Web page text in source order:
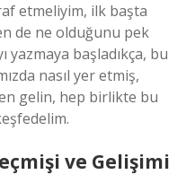
etmeliyim, ilk başta
de ne olduğunu pek
yazmaya başladıkça, bu
nasıl yer etmiş,
gelin, hep birlikte bu
ve Gelişimi